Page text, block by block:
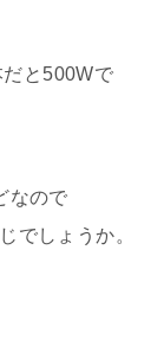
と500Wで
なので
でしょうか。